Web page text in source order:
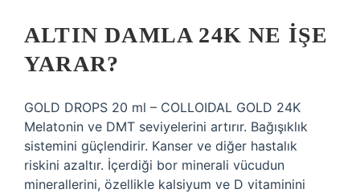
ALTIN DAMLA 24K NE IŞE
YARAR?
GOLD DROPS 20 ml – COLLOIDAL GOLD 24K
Melatonin ve DMT seviyelerini artırır. Bağışıklık
sistemini güçlendirir. Kanser ve diğer hastalık
riskini azaltır. İçerdiği bor minerali vücudun
minerallerini, özellikle kalsiyum ve D vitaminini